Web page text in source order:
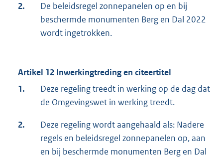
2.
De beleidsregel zonnepanelen op en bij
beschermde monumenten Berg en Dal 2022
wordt ingetrokken.
Artikel 12 Inwerkingtreding en citeertitel
1.
Deze regeling treedt in werking op de dag dat
de Omgevingswet in werking treedt.
2.
Deze regeling wordt aangehaald als: Nadere
regels en beleidsregel zonnepanelen op, aan
en bij beschermde monumenten Berg en Dal